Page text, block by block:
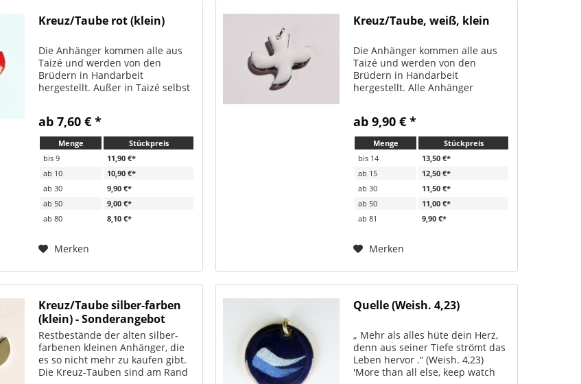
Kreuz/Taube rot (klein)
Die Anhänger kommen alle aus
Taizé und werden von den
Brüdern in Handarbeit
hergestellt. Außer in Taizé selbst
passendem Bändchen verschickt.
Sehr beliebt als Geschenk zur...
ab 7,60 € *
Menge
Stückpreis
bis 9
11,90 €*
ab 10
10,90 €*
ab 30
9,90 €*
ab 50
9,00 €*
ab 80 8,10 €*
Merken
Kreuz/Taube, weiß, klein
Die Anhänger kommen alle aus
Taizé und werden von den
Brüdern in Handarbeit
hergestellt. Alle Anhänger
beliebt als Geschenk zur Firmung,
Konfirmation, Erstkommunion
oder Taufe. zwei...
ab 9,90 € *
Menge
Stückpreis
bis 14
13,50 €*
ab 15
12,50 €*
ab 30
11,50 €*
ab 50
11,00 €*
ab 81 9,90 €*
Merken
Kreuz/Taube silber-farben
(klein) - Sonderangebot
Restbestände der alten silber-
farbenen kleinen Anhänger, die
es so nicht mehr zu kaufen gibt.
Die Kreuz-Tauben sind am Rand
Quelle (Weish. 4,23)
„ Mehr als alles hüte dein Herz,
denn aus seiner Tiefe strömt das
Leben hervor .“ (Weish. 4,23)
'More than all else, keep watch